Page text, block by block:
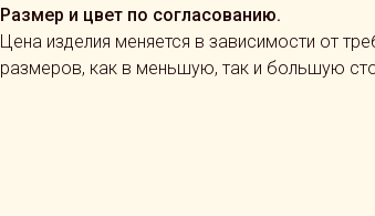
Размер и цвет по согласованию.
Цена изделия меняется в зависимости от
размеров, как в меньшую, так и большую